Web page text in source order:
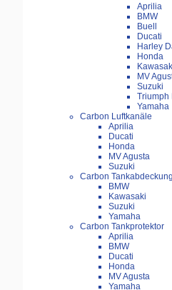
Aprilia
BMW
Buell
Ducati
Harley
Honda
MV
Suzuki
Triumph
Yamaha
Carbon Luftkanäle
Aprilia
Ducati
Honda
MV Agusta
Suzuki
Carbon Tankabdeckung
BMW
Kawasaki
Suzuki
Yamaha
Carbon Tankprotektor
Aprilia
BMW
Ducati
Honda
MV Agusta
Yamaha